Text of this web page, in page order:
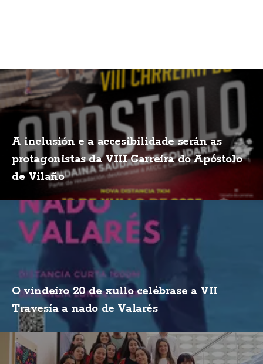
A inclusión e a accesibilidade serán as
protagonistas da VIII Carreira do Apóstolo
de Vilaño
O vindeiro 20 de xullo celébrase a VII
Travesía a nado de Valarés